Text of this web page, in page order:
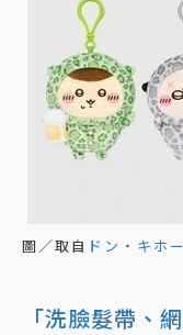
圖／取自 ドン・キホ
「洗臉髮帶、